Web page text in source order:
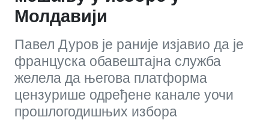
Молдавији
Павел Дуров је раније изјавио да је
француска обавештајна служба
желела да његова платформа
цензурише одређене канале уочи
прошлогодишњих избора